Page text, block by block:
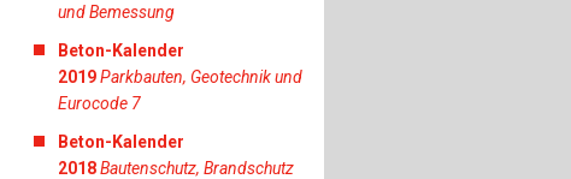
und Bemessung
Beton-Kalender
2019Parkbauten, Geotechnik und
Eurocode 7
Beton-Kalender
2018Bautenschutz, Brandschutz